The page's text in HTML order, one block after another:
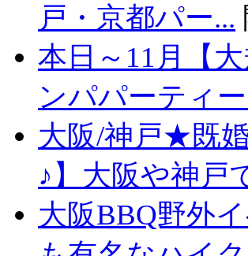
戸・京都パー...
本日～11月【
ンパパーティ
大阪/神戸★既
♪】大阪や神戸
大阪BBQ野外